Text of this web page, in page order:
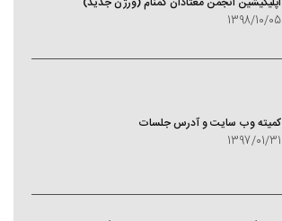
1398/10/05
کمیته وب سایت و آدرس جلسات
1397/01/31